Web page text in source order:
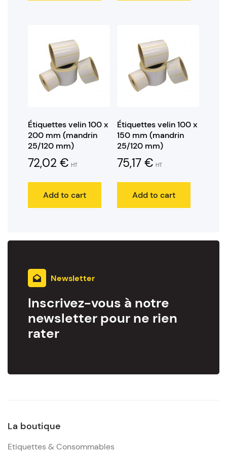
Étiquettes velin 100 x
200 mm (mandrin
25/120 mm)
72,02 € HT
Add to cart
Étiquettes velin 100 x
150 mm (mandrin
25/120 mm)
75,17 € HT
Add to cart
Newsletter
Inscrivez-vous à notre
newsletter pour ne rien
rater
La boutique
Etiquettes & Consommables